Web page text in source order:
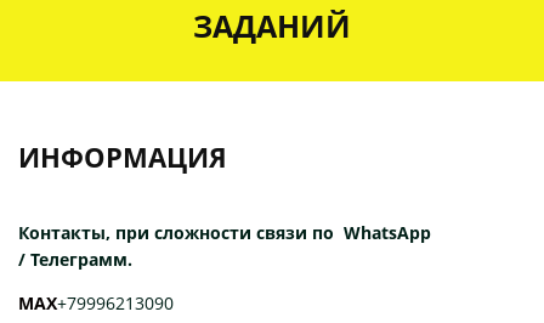
ЗАДАНИЙ
ИНФОРМАЦИЯ
Контакты, при сложности связи по WhatsApp
/ Телеграмм.
МАХ+79996213090